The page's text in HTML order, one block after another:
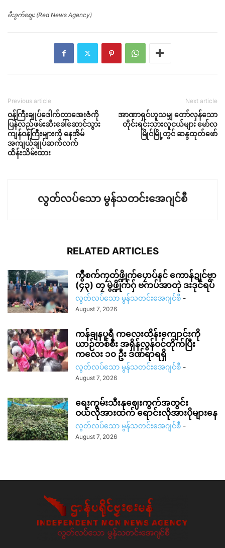
မီးခွက်ဈေး (Red News Agency)
Previous article
ဝန်ကြီးချုပ်ဒေါက်တာအေးဇံကို
ပြန်လည်ဖမ်းဆီးခေါ်ဆောင်သွား
ကျန်ဝန်ကြီးများကို နေအိမ်
အကျယ်ချုပ်ဆက်လက်
ထိန်းသိမ်းထား
Next article
အာဏာရှင်ဟူသမျှ တော်လှန်သော
တိုင်းရင်းသားလူငယ်များ မော်လ
မြိုင်မြို့တွင် ဆန္ဒထုတ်ဖော်
လွတ်လပ်သော မွန်သတင်းအေဂျင်စီ
RELATED ARTICLES
ကွဳစက်ကၠတ်ဖ္ဍိုက်ပၠောပ်နင် ကောန်ဍုင်ဗၟာ
(၄၃) တၠ မွဲဖ္ဍိုက်ဂှ် ဗကပ်အာတုဲ ဒးဒုင်ရပ်
လွတ်လပ်သော မွန်သတင်းအေဂျင်စီ -
August 7, 2026
ကန်ချနပူရီ ကလေးထိန်းကျောင်းကို
ယာဉ်တစ်စီး အရှိန်လွန်ဝင်တိုက်ပြီး
ကလေး ၁၀ ဦး ဒဏ်ရာရရှိ
လွတ်လပ်သော မွန်သတင်းအေဂျင်စီ -
August 7, 2026
ရေးကွမ်းသီးနုဈေးကွက်အတွင်း
ဝယ်လိုအားထက် ရောင်းလိုအားပိုများနေ
လွတ်လပ်သော မွန်သတင်းအေဂျင်စီ -
August 7, 2026